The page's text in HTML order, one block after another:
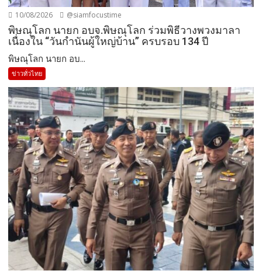
10/08/2026 @siamfocustime
พิษณุโลก นายก อบจ.พิษณุโลก ร่วมพิธีวางพวงมาลา
เนื่องใน “วันกำนันผู้ใหญ่บ้าน” ครบรอบ 134 ปี
พิษณุโลก นายก อบ...
ข่าวทั่วไทย